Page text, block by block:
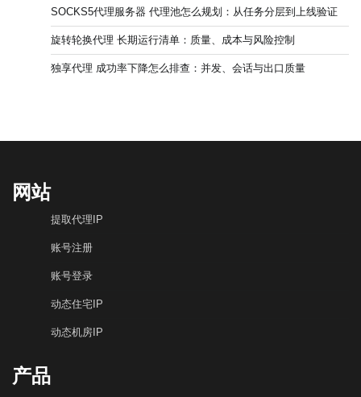
SOCKS5代理服务器 代理池怎么规划：从任务分层到上线验证
旋转轮换代理 长期运行清单：质量、成本与风险控制
独享代理 成功率下降怎么排查：并发、会话与出口质量
网站
提取代理IP
账号注册
账号登录
动态住宅IP
动态机房IP
产品